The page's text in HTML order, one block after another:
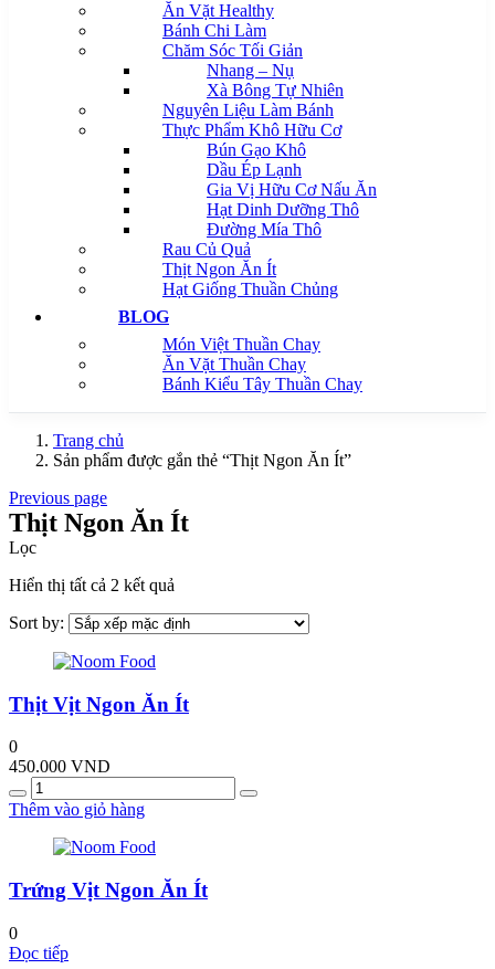
Ăn Vặt Healthy
Bánh Chi Làm
Chăm Sóc Tối Giản
Nhang – Nụ
Xà Bông Tự Nhiên
Nguyên Liệu Làm Bánh
Thực Phẩm Khô Hữu Cơ
Bún Gạo Khô
Dầu Ép Lạnh
Gia Vị Hữu Cơ Nấu Ăn
Hạt Dinh Dưỡng Thô
Đường Mía Thô
Rau Củ Quả
Thịt Ngon Ăn Ít
Hạt Giống Thuần Chủng
BLOG
Món Việt Thuần Chay
Ăn Vặt Thuần Chay
Bánh Kiểu Tây Thuần Chay
Trang chủ
Sản phẩm được gắn thẻ “Thịt Ngon Ăn Ít”
Previous page
Thịt Ngon Ăn Ít
Lọc
Hiển thị tất cả 2 kết quả
Sort by:
Thịt Vịt Ngon Ăn Ít
0
450.000 VND
Quantity
Thêm vào giỏ hàng
Trứng Vịt Ngon Ăn Ít
0
Đọc tiếp